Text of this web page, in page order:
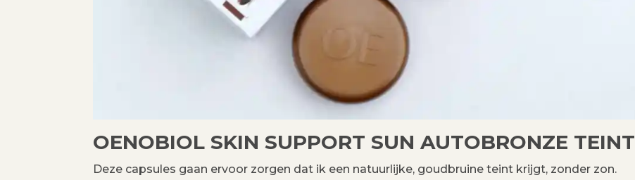
OENOBIOL SKIN SUPPORT SUN AUTOBRONZE TEINT
Deze capsules gaan ervoor zorgen dat ik een natuurlijke, goudbruine teint krijgt, zonder zon.